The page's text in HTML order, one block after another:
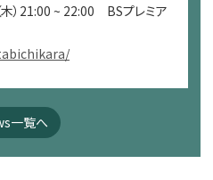
）21:00 ~ 22:00 BSプレミア
一覧へ